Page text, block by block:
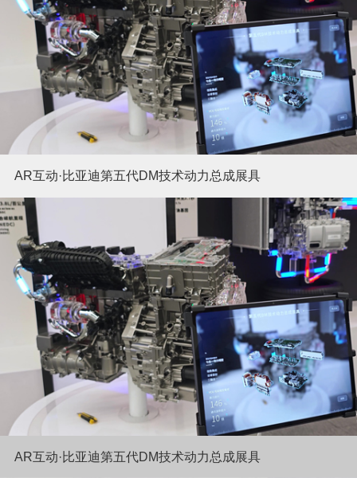
AR互动·比亚迪第五代DM技术动力总成展具
AR互动·比亚迪第五代DM技术动力总成展具